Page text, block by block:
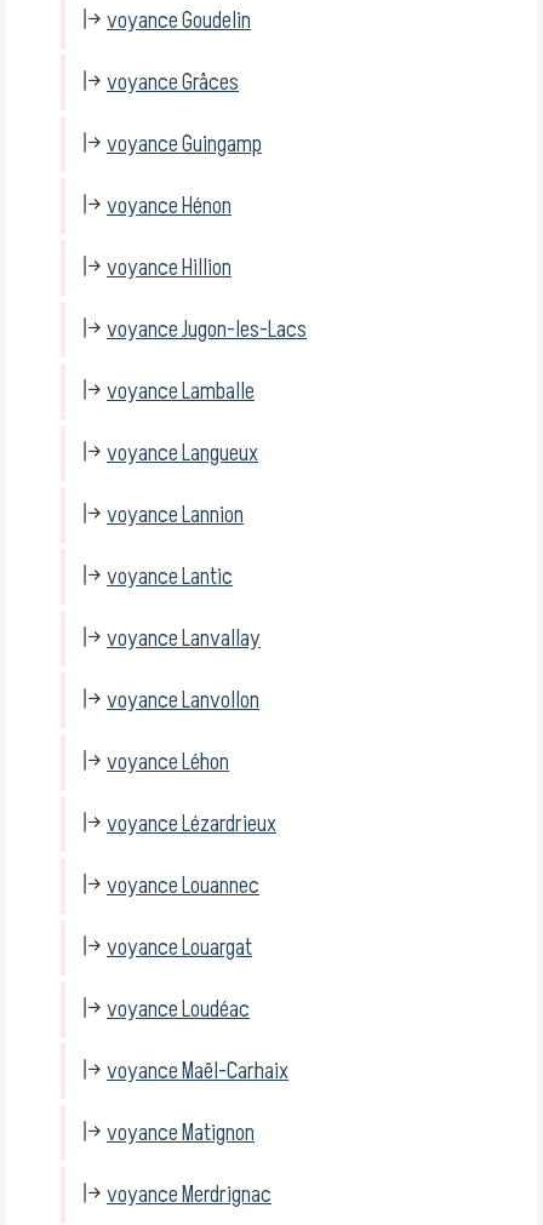
voyance Goudelin
voyance Grâces
voyance Guingamp
voyance Hénon
voyance Hillion
voyance Jugon-les-Lacs
voyance Lamballe
voyance Langueux
voyance Lannion
voyance Lantic
voyance Lanvallay
voyance Lanvollon
voyance Léhon
voyance Lézardrieux
voyance Louannec
voyance Louargat
voyance Loudéac
voyance Maël-Carhaix
voyance Matignon
voyance Merdrignac